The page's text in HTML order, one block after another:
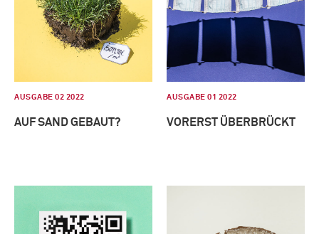
AUSGABE 02 2022
AUF SAND GEBAUT?
AUSGABE 01 2022
VORERST ÜBERBRÜCKT